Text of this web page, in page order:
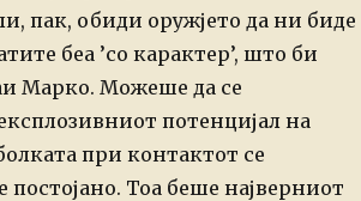
пак, обиди оружјето да ни биде
беа ’со карактер’, што би
Марко. Можеше да се
потенцијал на
при контактот се
постојано. Тоа беше најверниот